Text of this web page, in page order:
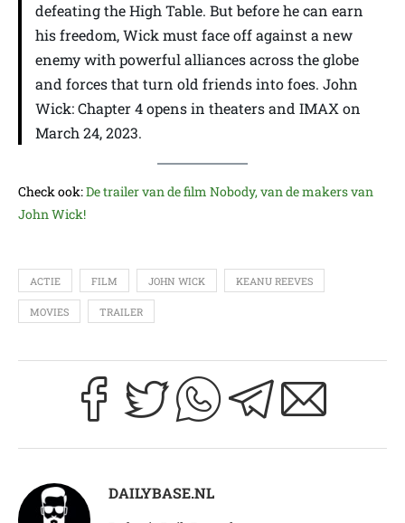
defeating the High Table. But before he can earn
his freedom, Wick must face off against a new
enemy with powerful alliances across the globe
and forces that turn old friends into foes. John
Wick: Chapter 4 opens in theaters and IMAX on
March 24, 2023.
Check ook:De trailer van de film Nobody, van de makers van
John Wick!
ACTIE FILM JOHN WICK KEANU REEVES
MOVIES TRAILER
DAILYBASE.NL